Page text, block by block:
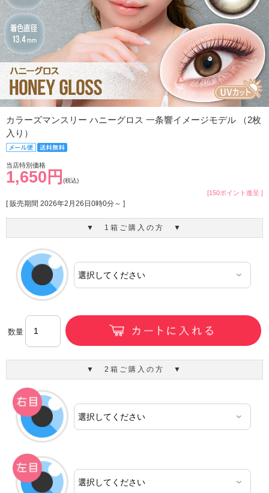
カラーズマンスリー ハニーグロス 一条響イメージモデル （2枚
入り）
当店特別価格
1,650円 (税込)
[150ポイント進呈 ]
[ 販売期間 2026年2月26日0時0分～ ]
▼ 1箱ご購入の方 ▼
数量
▼ 2箱ご購入の方 ▼